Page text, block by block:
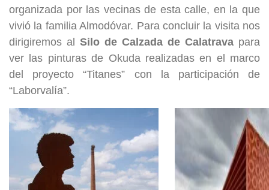
organizada por las vecinas de esta calle, en la que
vivió la familia Almodóvar. Para concluir la visita nos
dirigiremos al Silo de Calzada de Calatrava para
ver las pinturas de Okuda realizadas en el marco
del proyecto “Titanes” con la participación de
“Laborvalía”.